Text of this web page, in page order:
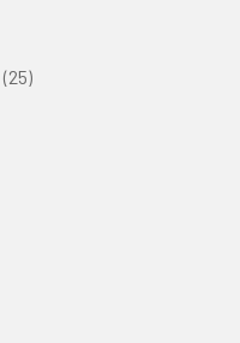
(25)